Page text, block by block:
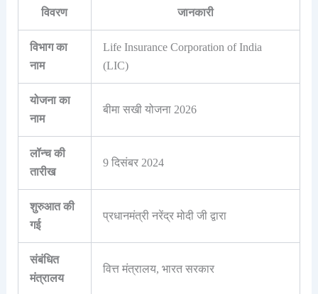
विवरण जानकारी
विभाग का
नाम
Life Insurance Corporation of India
(LIC)
योजना का
नाम
बीमा सखी योजना 2026
लॉन्च की
तारीख
9 दिसंबर 2024
शुरुआत की
गई
प्रधानमंत्री नरेंद्र मोदी जी द्वारा
संबंधित
मंत्रालय
वित्त मंत्रालय, भारत सरकार